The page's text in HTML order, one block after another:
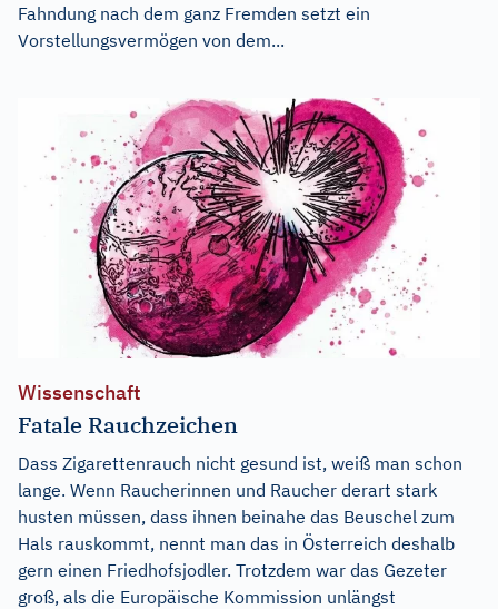
Fahndung nach dem ganz Fremden setzt ein
Vorstellungsvermögen von dem...
Wissenschaft
Fatale Rauchzeichen
Dass Zigarettenrauch nicht gesund ist, weiß man schon
lange. Wenn Raucherinnen und Raucher derart stark
husten müssen, dass ihnen beinahe das Beuschel zum
Hals rauskommt, nennt man das in Österreich deshalb
gern einen Friedhofsjodler. Trotzdem war das Gezeter
groß, als die Europäische Kommission unlängst